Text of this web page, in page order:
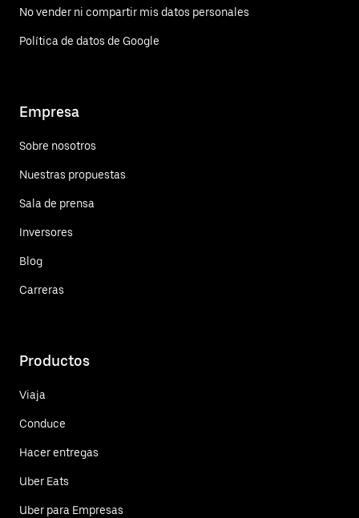
No vender ni compartir mis datos personales
Política de datos de Google
Empresa
Sobre nosotros
Nuestras propuestas
Sala de prensa
Inversores
Blog
Carreras
Productos
Viaja
Conduce
Hacer entregas
Uber Eats
Uber para Empresas